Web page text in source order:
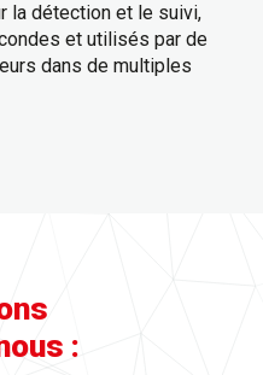
la détection et le suivi,
et utilisés par de
dans de multiples
: